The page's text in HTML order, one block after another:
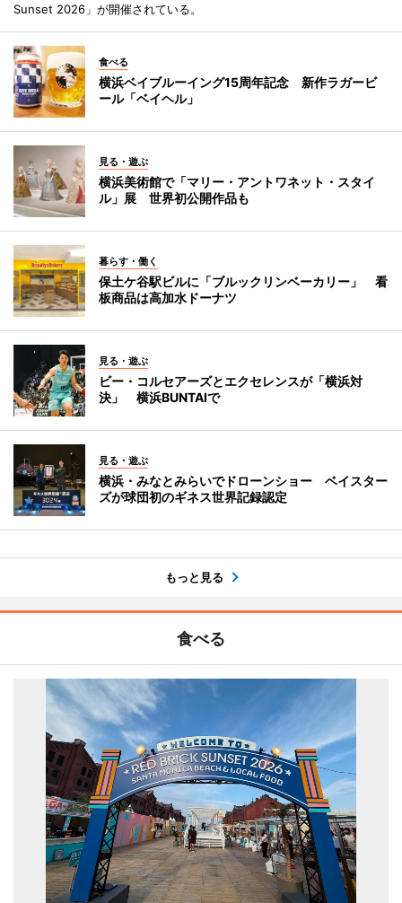
Sunset 2026」が開催されている。
食べる
横浜ベイブルーイング15周年記念 新作ラガービ
ール「ベイヘル」
見る・遊ぶ
横浜美術館で「マリー・アントワネット・スタイ
ル」展 世界初公開作品も
暮らす・働く
保土ケ谷駅ビルに「ブルックリンベーカリー」 看
板商品は高加水ドーナツ
見る・遊ぶ
ビー・コルセアーズとエクセレンスが「横浜対
決」 横浜BUNTAIで
見る・遊ぶ
横浜・みなとみらいでドローンショー ベイスター
ズが球団初のギネス世界記録認定
もっと見る
食べる